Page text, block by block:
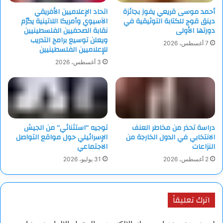
أحمد موسى قريعي يفوز بجائزة
دينق قوج للكتابة التوثيقية في
دورتها الأولى
7 أغسطس، 2026
اتحاد الإعلاميين الأفريقي
الآسيوي وأمريكا اللاتينية يكرّم
نقابة الصحفيين الفلسطينيين
ويعلن توسيع برامج التدريب
للإعلاميين الفلسطينيين
3 أغسطس، 2026
دراسة تحذر من مخاطر العنف
الانتخابي في الدول الخارجة من
النزاعات
2 أغسطس، 2026
توجيه “استثنائي” من الجيش
الإسرائيلي حول مواقع التواصل
الاجتماعي
31 يوليو، 2026
اترك تعليقاً